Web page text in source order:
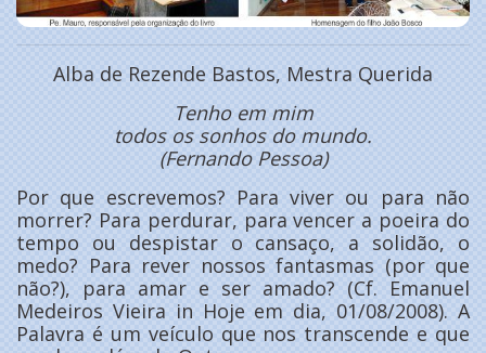
Alba de Rezende Bastos, Mestra Querida
Tenho em mim
todos os sonhos do mundo.
(Fernando Pessoa)
Por que escrevemos? Para viver ou para não
morrer? Para perdurar, para vencer a poeira do
tempo ou despistar o cansaço, a solidão, o
medo? Para rever nossos fantasmas (por que
não?), para amar e ser amado? (Cf. Emanuel
Medeiros Vieira in Hoje em dia, 01/08/2008). A
Palavra é um veículo que nos transcende e que